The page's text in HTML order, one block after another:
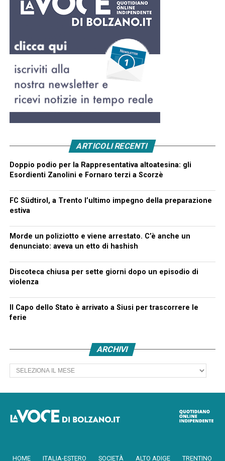
ARTICOLI RECENTI
Doppio podio per la Rappresentativa altoatesina: gli
Esordienti Zanolini e Fornaro terzi a Scorzè
FC Südtirol, a Trento l’ultimo impegno della preparazione
estiva
Morde un poliziotto e viene arrestato. C’è anche un
denunciato: aveva un etto di hashish
Discoteca chiusa per sette giorni dopo un episodio di
violenza
Il Capo dello Stato è arrivato a Siusi per trascorrere le
ferie
ARCHIVI
Archivi
HOME ITALIA-ESTERO SOCIETÀ ALTO ADIGE TRENTINO